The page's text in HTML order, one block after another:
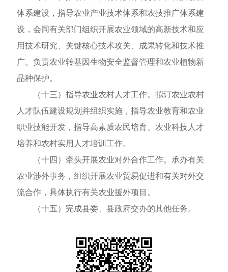
体系建设，指导农业产业技术体系和农技推广体系建
设，会同有关部门组织开展农业领域的高新技术和应
用技术研究、关键核心技术攻关、成果转化和技术推
广。负责农业转基因生物安全监督管理和农业植物新
品种保护。
（十三）指导农业农村人才工作。拟订农业农村
人才队伍建设规划并组织实施，指导农业教育和农业
职业技能开发，指导高素质农民培育、农业科技人才
培养和农村实用人才培训工作。
（十四）牵头开展农业对外合作工作。承办有关
农业涉外事务，组织开展农业贸易促进和有关对外交
流合作，具体执行有关农业援外项目。
（十五）完成县委、县政府交办的其他任务。